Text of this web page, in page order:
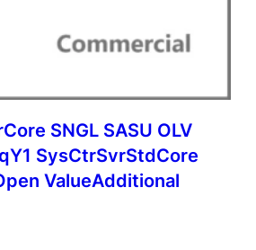
SNGL SASU OLV
SysCtrSvrStdCore
ValueAdditional